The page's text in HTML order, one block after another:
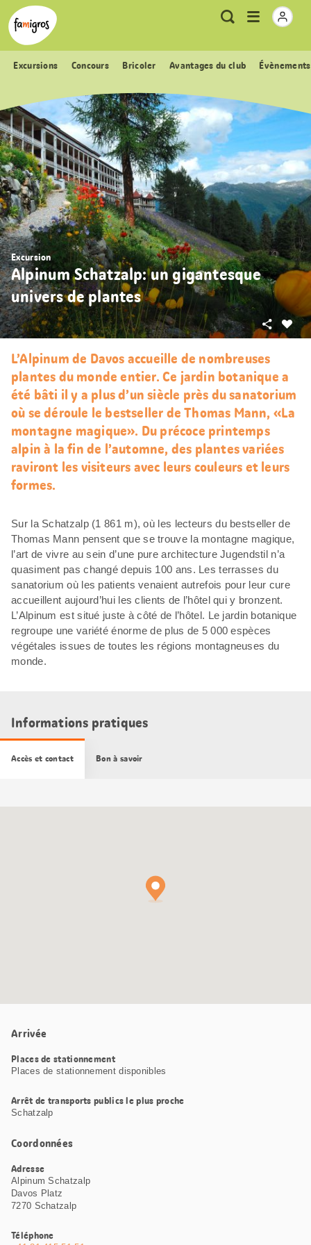
Signets
de
navigation
Header
Logo Métanavigation
RechercheOuvrir
Excursions Concours Bricoler Avantages du club
Excursion
Alpinum Schatzalp: un gigantesque
univers de plantes
Partager
L’Alpinum de Davos accueille de nombreuses
plantes du monde entier. Ce jardin botanique a
été bâti il y a plus d’un siècle près du sanatorium
où se déroule le bestseller de Thomas Mann, «La
montagne magique». Du précoce printemps
alpin à la fin de l’automne, des plantes variées
raviront les visiteurs avec leurs couleurs et leurs
formes.
Sur la Schatzalp (1 861 m), où les lecteurs du bestseller de
Thomas Mann pensent que se trouve la montagne magique,
l’art de vivre au sein d’une pure architecture Jugendstil n’a
quasiment pas changé depuis 100 ans. Les terrasses du
sanatorium où les patients venaient autrefois pour leur cure
accueillent aujourd’hui les clients de l’hôtel qui y bronzent.
L’Alpinum est situé juste à côté de l’hôtel. Le jardin botanique
regroupe une variété énorme de plus de 5 000 espèces
végétales issues de toutes les régions montagneuses du
monde.
Informations pratiques
Accès et contact Bon à savoir
Arrivée
Places de stationnement
Places de stationnement disponibles
Arrêt de transports publics le plus proche
Schatzalp
Coordonnées
Adresse
Alpinum Schatzalp
Davos Platz
7270 Schatzalp
Téléphone